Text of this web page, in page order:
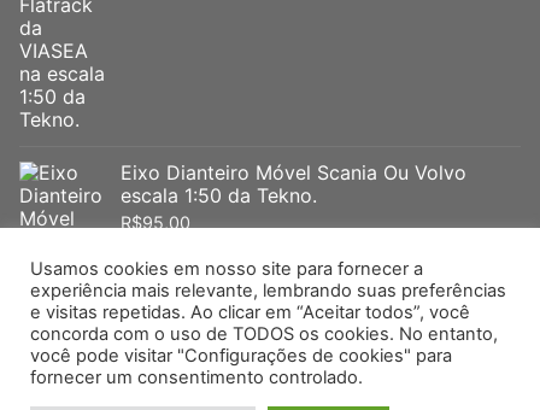
Eixo Dianteiro Móvel Scania Ou Volvo
escala 1:50 da Tekno.
R$95,00
Usamos cookies em nosso site para fornecer a
experiência mais relevante, lembrando suas preferências
e visitas repetidas. Ao clicar em “Aceitar todos”, você
concorda com o uso de TODOS os cookies. No entanto,
você pode visitar "Configurações de cookies" para
fornecer um consentimento controlado.